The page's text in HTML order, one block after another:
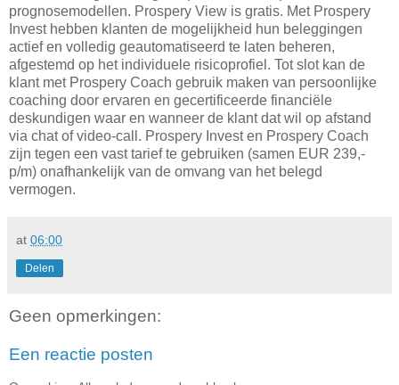
prognosemodellen. Prospery View is gratis. Met Prospery
Invest hebben klanten de mogelijkheid hun beleggingen
actief en volledig geautomatiseerd te laten beheren,
afgestemd op het individuele risicoprofiel. Tot slot kan de
klant met Prospery Coach gebruik maken van persoonlijke
coaching door ervaren en gecertificeerde financiële
deskundigen waar en wanneer de klant dat wil op afstand
via chat of video-call. Prospery Invest en Prospery Coach
zijn tegen een vast tarief te gebruiken (samen EUR 239,-
p/m) onafhankelijk van de omvang van het belegd
vermogen.
at 06:00
Delen
Geen opmerkingen:
Een reactie posten